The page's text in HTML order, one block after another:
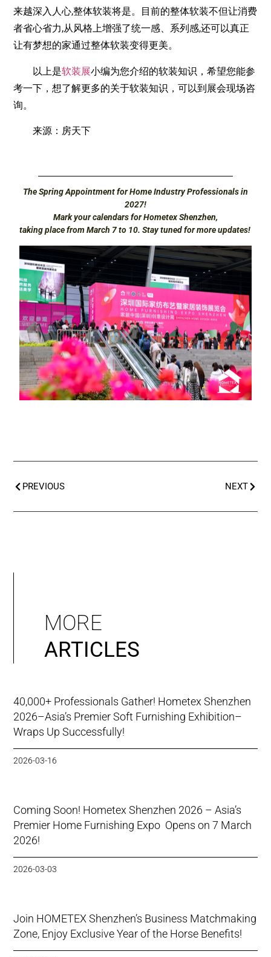
来越深入人心,整体软装将是。目前的整体软装不但让消费
者省心省力,从风格上增强了统一感、系列感,还可以真正
让有梦想的家通过整体软装变得更美。
以上是软装展小编为您介绍的软装知识，希望您能参
考一下，想了解更多的关于软装知识，可以到展会现场咨
询。
来源：房天下
The Spring Appointment for Home Industry Professionals in
2027!
Mark your calendars for Hometex Shenzhen,
taking place from March 7 to 10. Stay tuned for more updates!
PREVIOUS NEXT
MORE
ARTICLES
40,000+ Professionals Gather! Hometex Shenzhen
2026–Asia’s Premier Soft Furnishing Exhibition–
Wraps Up Successfully!
2026-03-16
Coming Soon! Hometex Shenzhen 2026 – Asia’s
Premier Home Furnishing Expo Opens on 7 March
2026!
2026-03-03
Join HOMETEX Shenzhen’s Business Matchmaking
Zone, Enjoy Exclusive Year of the Horse Benefits!